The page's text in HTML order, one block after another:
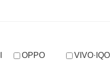
OPPO